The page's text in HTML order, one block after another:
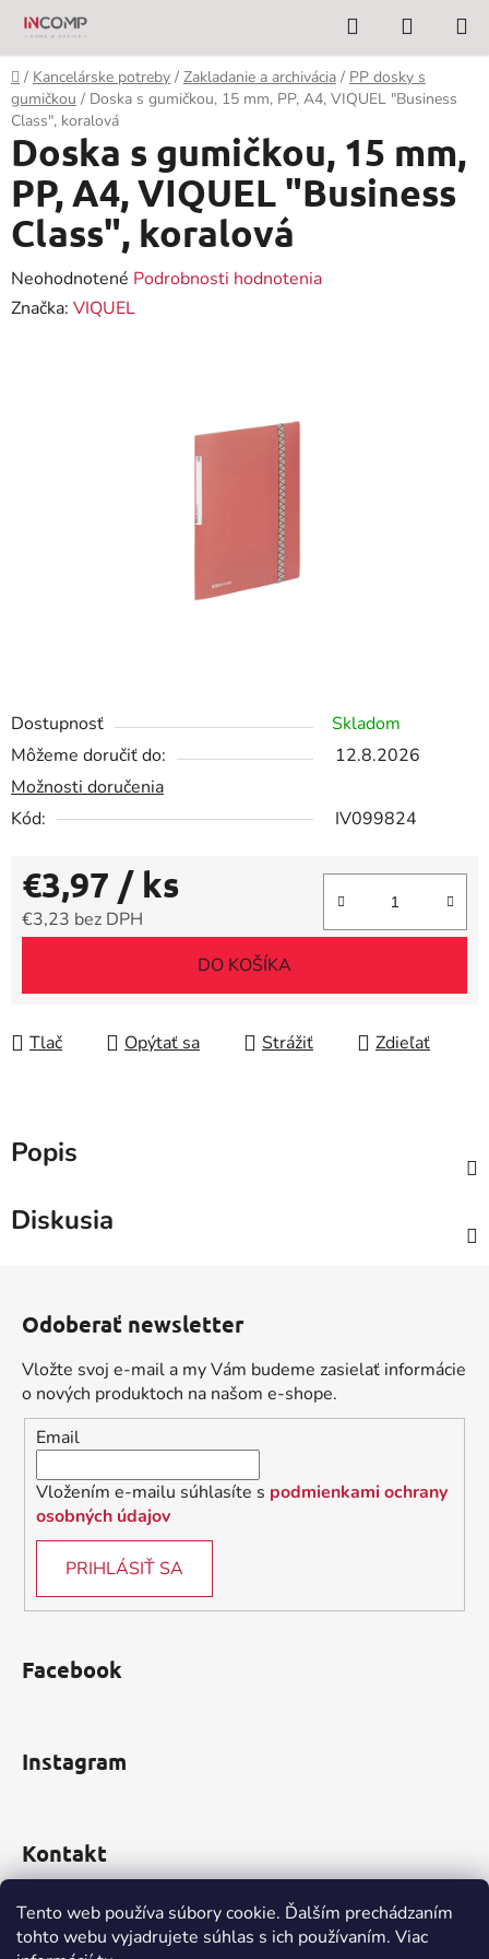
Tento web používa súbory cookie. Ďalším prechádzaním
tohto webu vyjadrujete súhlas s ich používaním. Viac
Prejsť
obsah
Hľadať
KOŠÍK
Domov
/ Kancelárske potreby / Zakladanie a archivácia / PP dosky s
gumičkou / Doska s gumičkou, 15 mm, PP, A4, VIQUEL "Business
Class", koralová
Dostupnosť
Skladom
Môžeme doručiť do:
12.8.2026
Možnosti doručenia
Kód:
IV099824
€3,97 / ks
€3,23 bez DPH
DO KOŠÍKA
Tlač Opýtať sa Strážiť Zdieľať
Doska s gumičkou, 15 mm,
PP, A4, VIQUEL "Business
Class", koralová
Priemerné
hodnotenie
Neohodnotené Podrobnosti hodnotenia
Značka: VIQUEL
Popis
Diskusia
Odoberať newsletter
Vložte svoj e-mail a my Vám budeme zasielať informácie
o nových produktoch na našom e-shope.
Email
Vložením e-mailu súhlasíte s podmienkami ochrany
osobných údajov
PRIHLÁSIŤ SA
Facebook
Instagram
Kontakt
obchod@incomp.sk